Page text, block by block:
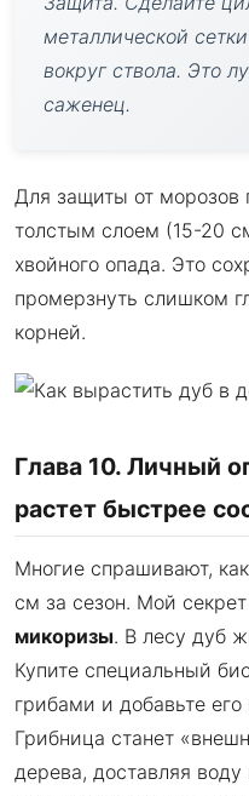
металлической
вокруг ствола. Это
саженец.
Для защиты от морозов
толстым слоем (15-20
хвойного опада. Это
промерзнуть слишком
корней.
Глава 10. Личный
растет быстрее
Многие спрашивают,
см за сезон. Мой
микоризы. В лесу дуб
Купите специальный
грибами и добавьте
Грибница станет
дерева, доставляя